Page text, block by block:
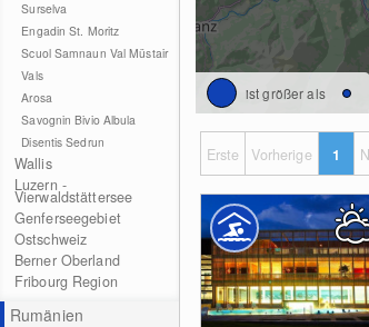
Surselva
Engadin St. Moritz
Scuol Samnaun Val Müstair
Vals
Arosa
Savognin Bivio Albula
Disentis Sedrun
Wallis
Luzern -
Vierwaldstättersee
Genferseegebiet
Ostschweiz
Berner Oberland
Fribourg Region
Rumänien
ist größer als
Erste Vorherige 1